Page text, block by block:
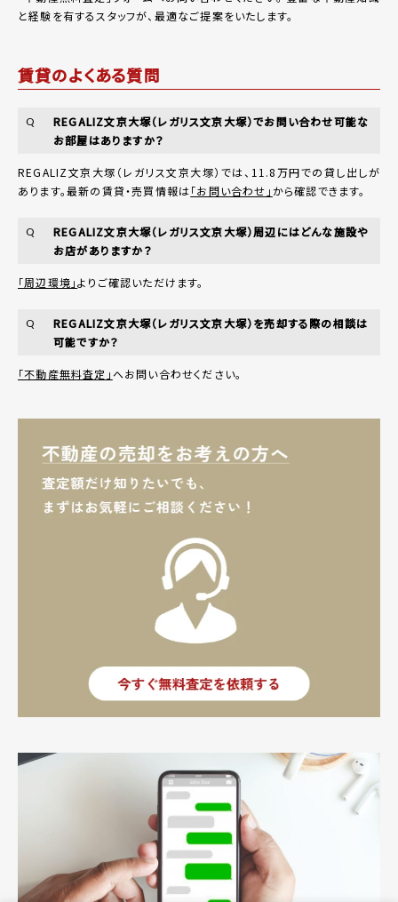
と経験を有するスタッフが、最適なご提案をいたします。
賃貸のよくある質問
Q
REGALIZ文京大塚（レガリス文京大塚）でお問い合わせ可能な
お部屋はありますか？
REGALIZ文京大塚（レガリス文京大塚）では、11.8万円での貸し出しが
あります。最新の賃貸・売買情報は「お問い合わせ」 から確認できます。
Q
REGALIZ文京大塚（レガリス文京大塚）周辺にはどんな施設や
お店がありますか？
「周辺環境」よりご確認いただけます。
Q
REGALIZ文京大塚（レガリス文京大塚）を売却する際の相談は
可能ですか？
「不動産無料査定」へお問い合わせください。